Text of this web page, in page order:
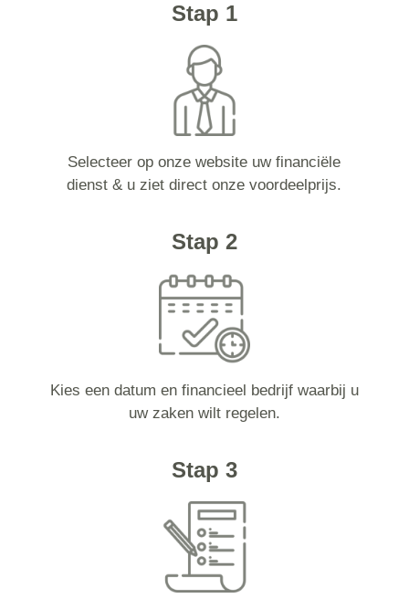
Stap 1
Selecteer op onze website uw financiële
dienst & u ziet direct onze voordeelprijs.
Stap 2
Kies een datum en financieel bedrijf waarbij u
uw zaken wilt regelen.
Stap 3